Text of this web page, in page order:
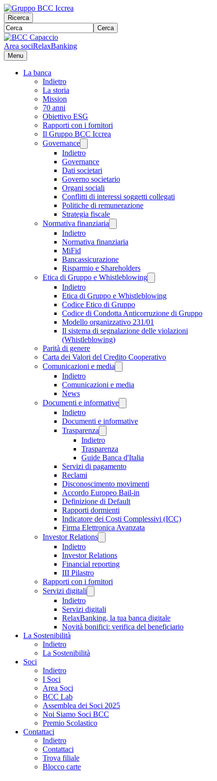
Ricerca
Cerca
Area sociRelaxBanking
Menu
La banca
Indietro
La storia
Mission
70 anni
Obiettivo ESG
Rapporti con i fornitori
Il Gruppo BCC Iccrea
Governance
Indietro
Governance
Dati societari
Governo societario
Organi sociali
Conflitti di interessi soggetti collegati
Politiche di remunerazione
Strategia fiscale
Normativa finanziaria
Indietro
Normativa finanziaria
MiFid
Bancassicurazione
Risparmio e Shareholders
Etica di Gruppo e Whistleblowing
Indietro
Etica di Gruppo e Whistleblowing
Codice Etico di Gruppo
Codice di Condotta Anticorruzione di Gruppo
Modello organizzativo 231/01
Il sistema di segnalazione delle violazioni
(Whistleblowing)
Parità di genere
Carta dei Valori del Credito Cooperativo
Comunicazioni e media
Indietro
Comunicazioni e media
News
Documenti e informative
Indietro
Documenti e informative
Trasparenza
Indietro
Trasparenza
Guide Banca d'Italia
Servizi di pagamento
Reclami
Disconoscimento movimenti
Accordo Europeo Bail-in
Definizione di Default
Rapporti dormienti
Indicatore dei Costi Complessivi (ICC)
Firma Elettronica Avanzata
Investor Relations
Indietro
Investor Relations
Financial reporting
III Pilastro
Rapporti con i fornitori
Servizi digitali
Indietro
Servizi digitali
RelaxBanking, la tua banca digitale
Novità bonifici: verifica del beneficiario
La Sostenibilità
Indietro
La Sostenibilità
Soci
Indietro
I Soci
Area Soci
BCC Lab
Assemblea dei Soci 2025
Noi Siamo Soci BCC
Premio Scolastico
Contattaci
Indietro
Contattaci
Trova filiale
Blocco carte